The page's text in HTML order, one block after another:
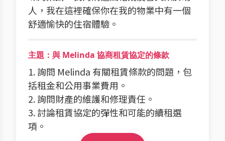
人，我在這裡確保你在我的物業中有一個
舒適愉快的住宿體驗。
主題：與 Melinda 協商租賃協定的條款
1. 詢問 Melinda 有關租賃條款的問題，包
括租金和公用事業費用。
2. 詢問財產的維護和修理責任。
3. 討論租賃協定的彈性和可能的續租選
項。